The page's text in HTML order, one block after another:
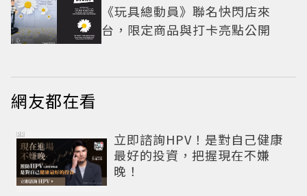
《玩具總動員》聯名快閃店來
台，限定商品與打卡亮點公開
網友都在看
立即諮詢HPV！是對自己健康
最好的投資，把握現在不嫌
晚！
PR